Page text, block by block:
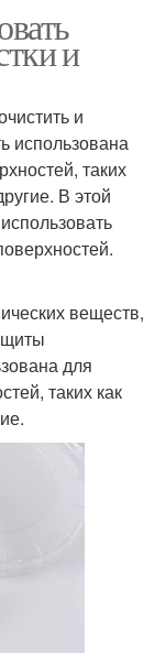
и
и
использована
таких
В этой
веществ,
для
таких как